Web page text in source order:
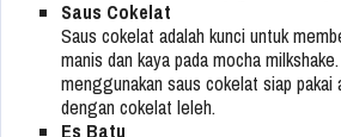
Saus Cokelat
Saus cokelat adalah kunci untuk
manis dan kaya pada mocha
menggunakan saus cokelat siap pakai
dengan cokelat leleh.
Es Batu